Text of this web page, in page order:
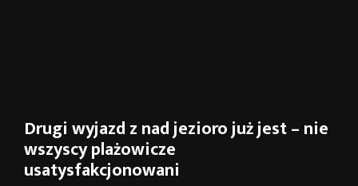
Drugi wyjazd z nad jezioro już jest – nie
wszyscy plażowicze
usatysfakcjonowani